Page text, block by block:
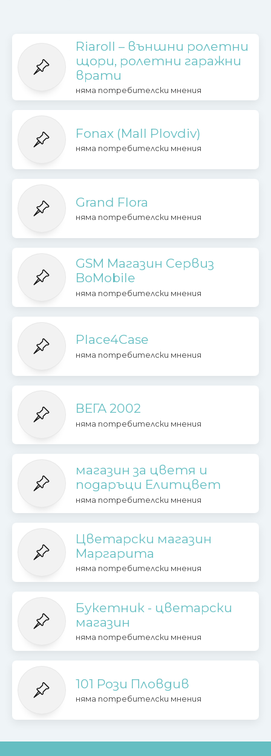
Riaroll – външни ролетни
щори, ролетни гаражни
врати
няма потребителски мнения
Fonax (Mall Plovdiv)
няма потребителски мнения
Grand Flora
няма потребителски мнения
GSM Магазин Сервиз
BoMobile
няма потребителски мнения
Place4Case
няма потребителски мнения
ВЕГА 2002
няма потребителски мнения
магазин за цветя и
подаръци Елитцвет
няма потребителски мнения
Цветарски магазин
Маргарита
няма потребителски мнения
Букетник - цветарски
магазин
няма потребителски мнения
101 Рози Пловдив
няма потребителски мнения